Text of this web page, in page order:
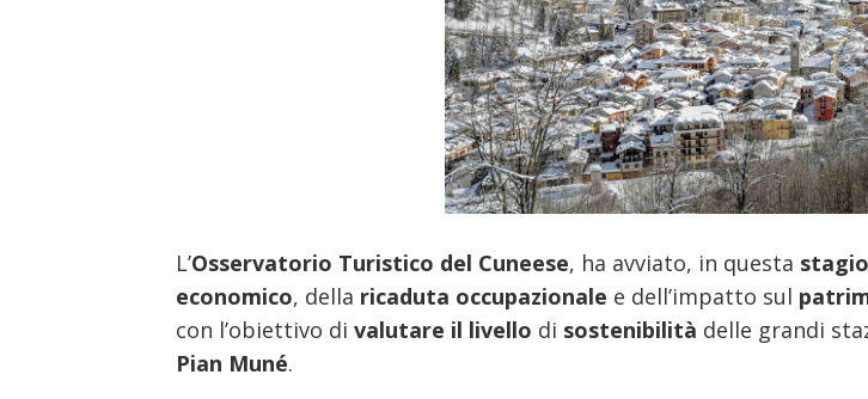
L’Osservatorio Turistico del Cuneese, ha avviato, in questa
economico, della ricaduta occupazionale e dell’impatto sul
con l’obiettivo di valutare il livello di sostenibilità delle grandi
Pian Muné.